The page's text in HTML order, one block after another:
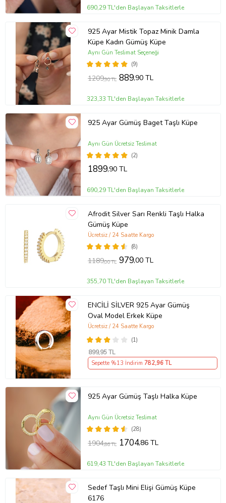
690,29 TL'den Başlayan Taksitlerle
925 Ayar Mistik Topaz Minik Damla
Küpe Kadın Gümüş Küpe
(9)
Aynı Gün Teslimat Seçeneği
1209,90 TL 889,90 TL
323,33 TL'den Başlayan Taksitlerle
925 Ayar Gümüş Baget Taşlı Küpe
(2)
Aynı Gün Ücretsiz Teslimat
1899,90 TL
690,29 TL'den Başlayan Taksitlerle
Afrodit Silver Sarı Renkli Taşlı Halka
Gümüş Küpe
(8)
Ücretsiz / 24 Saatte Kargo
1189,00 TL 979,00 TL
355,70 TL'den Başlayan Taksitlerle
ENCİLİ SİLVER 925 Ayar Gümüş
Oval Model Erkek Küpe
(1)
Ücretsiz / 24 Saatte Kargo
899,95 TL
Sepette %13 İndirim 782,96 TL
925 Ayar Gümüş Taşlı Halka Küpe
(28)
Aynı Gün Ücretsiz Teslimat
1904,86 TL 1704,86 TL
619,43 TL'den Başlayan Taksitlerle
Sedef Taşlı Mini Elişi Gümüş Küpe
6176